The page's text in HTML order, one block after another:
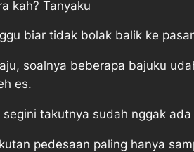
kah? Tanyaku
biar tidak bolak balik ke
soalnya beberapa bajuku
es.
takutnya sudah nggak
pedesaan paling hanya